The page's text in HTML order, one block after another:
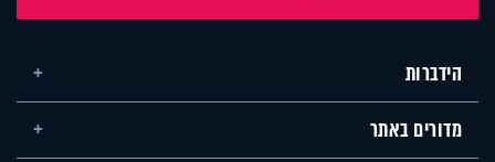
הידברות
מדורים באתר